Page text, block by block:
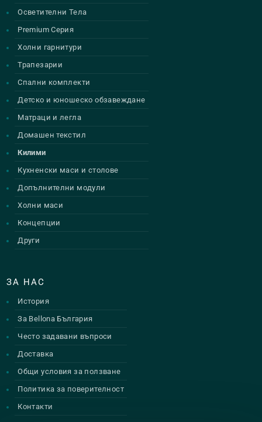
Осветителни Тела
Premium Серия
Холни гарнитури
Трапезарии
Спални комплекти
Детско и юношеско обзавеждане
Матраци и легла
Домашен текстил
Килими
Кухненски маси и столове
Допълнителни модули
Холни маси
Концепции
Други
ЗА НАС
История
За Bellona България
Често задавани въпроси
Доставка
Общи условия за ползване
Политика за поверителност
Контакти